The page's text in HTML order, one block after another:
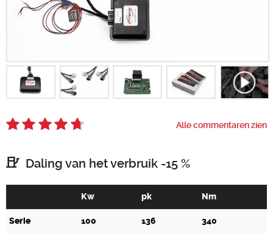
Zoeken
Alle commentaren zien
Daling van het verbruik -15 %
Kw pk Nm
Serie 100 136 340